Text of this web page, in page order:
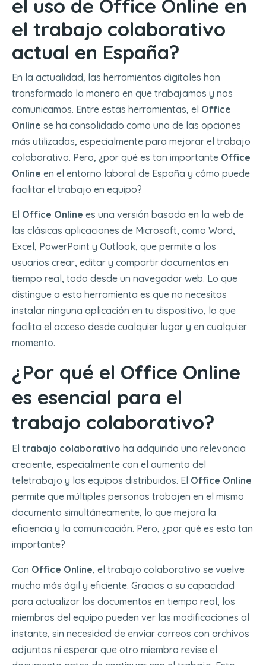
el uso de Office Online en
el trabajo colaborativo
actual en España?
En la actualidad, las herramientas digitales han
transformado la manera en que trabajamos y nos
comunicamos. Entre estas herramientas, el Office
Online se ha consolidado como una de las opciones
más utilizadas, especialmente para mejorar el trabajo
colaborativo. Pero, ¿por qué es tan importante Office
Online en el entorno laboral de España y cómo puede
facilitar el trabajo en equipo?
El Office Online es una versión basada en la web de
las clásicas aplicaciones de Microsoft, como Word,
Excel, PowerPoint y Outlook, que permite a los
usuarios crear, editar y compartir documentos en
tiempo real, todo desde un navegador web. Lo que
distingue a esta herramienta es que no necesitas
instalar ninguna aplicación en tu dispositivo, lo que
facilita el acceso desde cualquier lugar y en cualquier
momento.
¿Por qué el Office Online
es esencial para el
trabajo colaborativo?
El trabajo colaborativo ha adquirido una relevancia
creciente, especialmente con el aumento del
teletrabajo y los equipos distribuidos. El Office Online
permite que múltiples personas trabajen en el mismo
documento simultáneamente, lo que mejora la
eficiencia y la comunicación. Pero, ¿por qué es esto tan
importante?
Con Office Online, el trabajo colaborativo se vuelve
mucho más ágil y eficiente. Gracias a su capacidad
para actualizar los documentos en tiempo real, los
miembros del equipo pueden ver las modificaciones al
instante, sin necesidad de enviar correos con archivos
adjuntos ni esperar que otro miembro revise el